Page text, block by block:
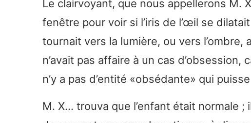
Le clairvoyant, que nous appellerons M.
fenêtre pour voir si l’iris de l’œil se
tournait vers la lumière, ou vers l’ombre,
n’avait pas affaire à un cas d’obsession,
n’y a pas d’entité «obsédante» qui
M. X… trouva que l’enfant était normale